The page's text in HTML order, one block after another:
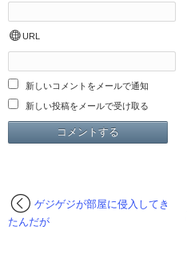
URL
新しいコメントをメールで通知
新しい投稿をメールで受け取る
ゲジゲジが部屋に侵入してき
たんだが